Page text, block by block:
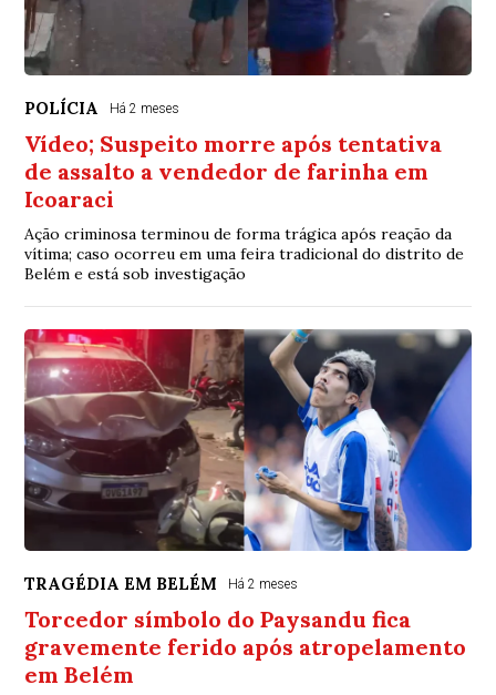
POLÍCIA Há 2 meses
Vídeo; Suspeito morre após tentativa
de assalto a vendedor de farinha em
Icoaraci
Ação criminosa terminou de forma trágica após reação da
vítima; caso ocorreu em uma feira tradicional do distrito de
Belém e está sob investigação
TRAGÉDIA EM BELÉM Há 2 meses
Torcedor símbolo do Paysandu fica
gravemente ferido após atropelamento
em Belém